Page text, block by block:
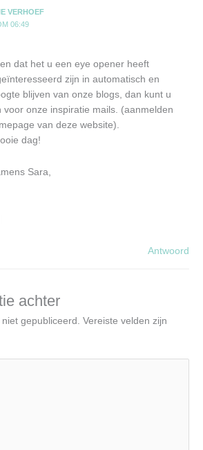
VERHOEF
06:49
dat het u een eye opener heeft
zijn in automatisch en
blijven van onze blogs, dan kunt u
voor onze inspiratie mails. (aanmelden
van deze website).
dag!
Sara,
Antwoord
achter
gepubliceerd. Vereiste velden zijn